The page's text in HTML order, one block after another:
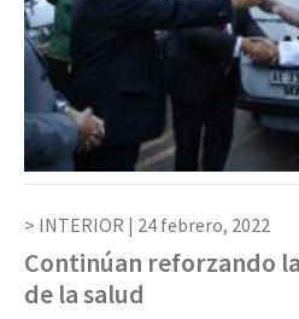
INTERIOR | 24 febrero, 2022
Continúan reforzando
de la salud